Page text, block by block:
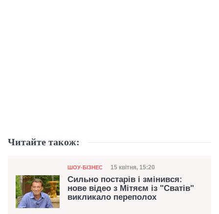
Читайте також:
Категорія
ШОУ-БІЗНЕС Дата публікації
15 квітня, 15:20
Сильно постарів і змінився:
нове відео з Мітяєм із "Сватів"
викликало переполох